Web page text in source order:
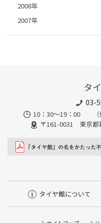
2008年
2007年
タ
03-
10：30～19：00 （
〒161-0031 東京都
タイヤ館について